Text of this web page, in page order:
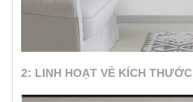
2: LINH HOẠT VỀ KÍCH THƯỚC